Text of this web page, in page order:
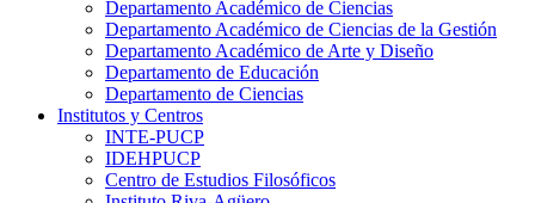
Departamento Académico de Ciencias
Departamento Académico de Ciencias de la Gestión
Departamento Académico de Arte y Diseño
Departamento de Educación
Departamento de Ciencias
Institutos y Centros
INTE-PUCP
IDEHPUCP
Centro de Estudios Filosóficos